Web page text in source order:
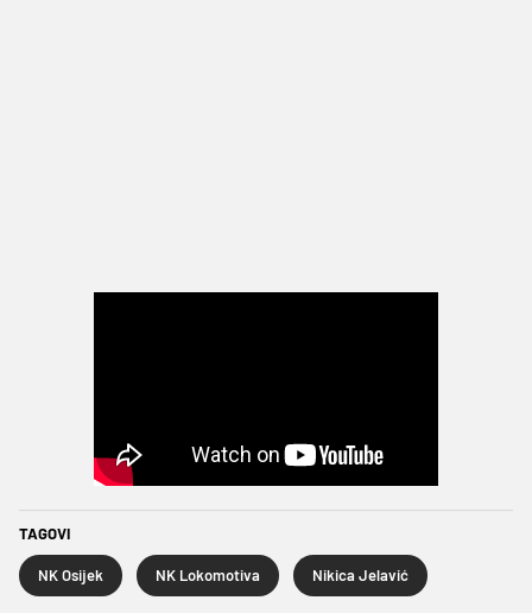
TAGOVI
NK Osijek NK Lokomotiva Nikica Jelavić